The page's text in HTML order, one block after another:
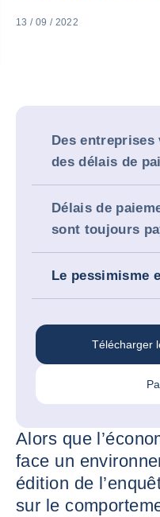
13 / 09 / 2022
Des
des délais de
Délais de
sont toujours
Le pessimisme
Télécharger
Alors que
face un
édition de
sur le